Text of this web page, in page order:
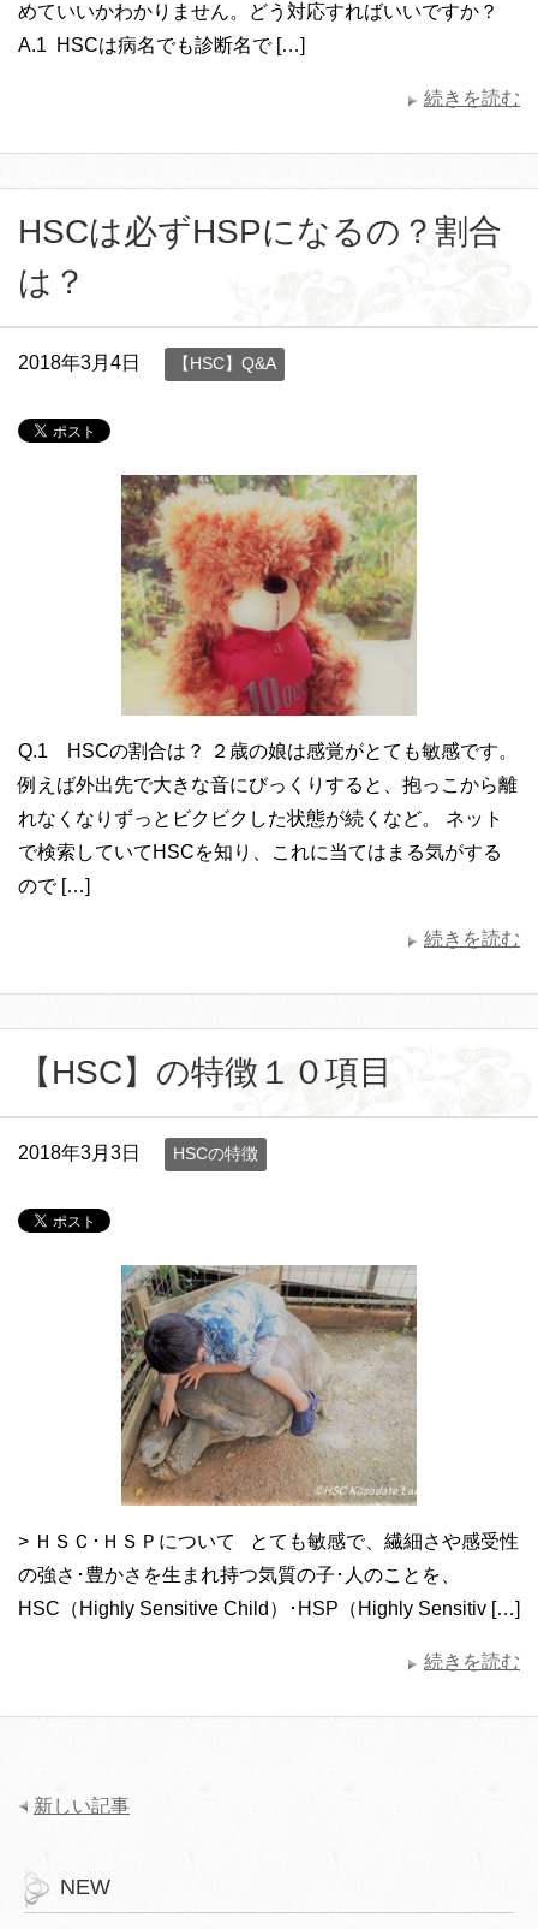
めていいかわかりません。どう対応すればいいですか？
A.1 HSCは病名でも診断名で […]
続きを読む
HSCは必ずHSPになるの？割合
は？
2018年3月4日 【HSC】Q&A
Q.1 HSCの割合は？ ２歳の娘は感覚がとても敏感です。
例えば外出先で大きな音にびっくりすると、抱っこから離
れなくなりずっとビクビクした状態が続くなど。 ネット
で検索していてHSCを知り、これに当てはまる気がする
ので […]
続きを読む
【HSC】の特徴１０項目
2018年3月3日 HSCの特徴
> ＨＳＣ･ＨＳＰについて とても敏感で、繊細さや感受性
の強さ･豊かさを生まれ持つ気質の子･人のことを、
HSC（Highly Sensitive Child）･HSP（Highly Sensitiv […]
続きを読む
新しい記事
NEW